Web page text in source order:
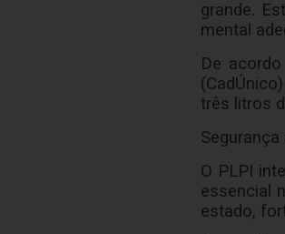
grande.
mental
De
três litros
O PLPI
essencial
estado,